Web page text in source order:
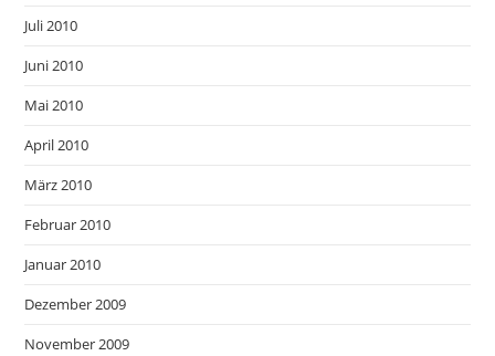
Juli 2010
Juni 2010
Mai 2010
April 2010
März 2010
Februar 2010
Januar 2010
Dezember 2009
November 2009